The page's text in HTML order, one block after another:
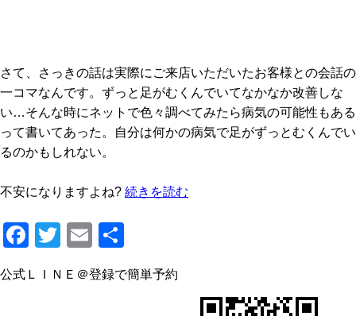
さて、さっきの話は実際にご来店いただいたお客様との会話の
一コマなんです。ずっと足がむくんでいてなかなか改善しな
い…そんな時にネットで色々調べてみたら病気の可能性もある
って書いてあった。自分は何かの病気で足がずっとむくんでい
るのかもしれない。
不安になりますよね? 続きを読む
F
c
T
tt
E
ail
公式ＬＩＮＥ＠登録で簡単予約